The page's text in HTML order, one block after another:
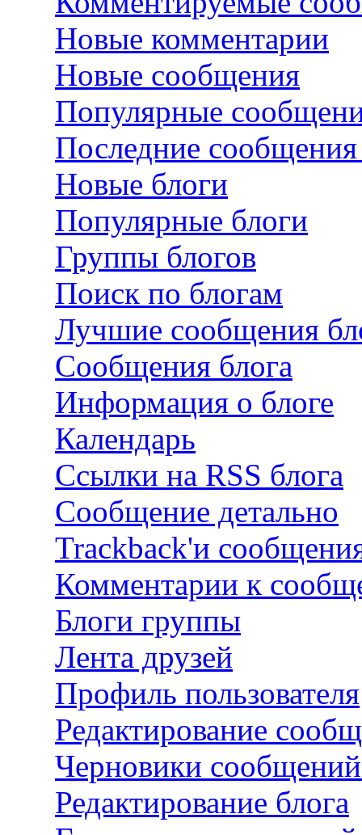
Новые комментарии
Новые сообщения
Популярные
Последние сообщения
Новые блоги
Популярные блоги
Группы блогов
Поиск по блогам
Лучшие сообщения
Сообщения блога
Информация о блоге
Календарь
Ссылки на RSS блога
Сообщение детально
Trackback'и
Комментарии к
Блоги группы
Лента друзей
Профиль пользователя
Редактирование
Черновики
Редактирование блога